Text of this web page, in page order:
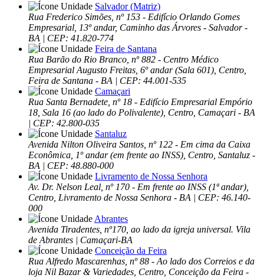
Salvador (Matriz)
Rua Frederico Simões, nº 153 - Edifício Orlando Gomes
Empresarial, 13º andar, Caminho das Árvores - Salvador -
BA | CEP: 41.820-774
Feira de Santana
Rua Barão do Rio Branco, nº 882 - Centro Médico
Empresarial Augusto Freitas, 6º andar (Sala 601), Centro,
Feira de Santana - BA | CEP: 44.001-535
Camaçari
Rua Santa Bernadete, nº 18 - Edifício Empresarial Empório
18, Sala 16 (ao lado do Polivalente), Centro, Camaçari - BA
| CEP: 42.800-035
Santaluz
Avenida Nilton Oliveira Santos, nº 122 - Em cima da Caixa
Econômica, 1º andar (em frente ao INSS), Centro, Santaluz -
BA | CEP: 48.880-000
Livramento de Nossa Senhora
Av. Dr. Nelson Leal, nº 170 - Em frente ao INSS (1ª andar),
Centro, Livramento de Nossa Senhora - BA | CEP: 46.140-
000
Abrantes
Avenida Tiradentes, nº170, ao lado da igreja universal. Vila
de Abrantes | Camaçari-BA
Conceição da Feira
Rua Alfredo Mascarenhas, nº 88 - Ao lado dos Correios e da
loja Nil Bazar & Variedades, Centro, Conceição da Feira -